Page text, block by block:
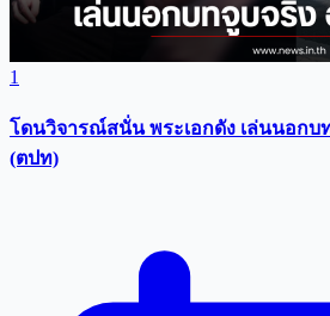
1
โดนวิจารณ์สนั่น พระเอกดัง เล่นนอกบ
(ตปท)